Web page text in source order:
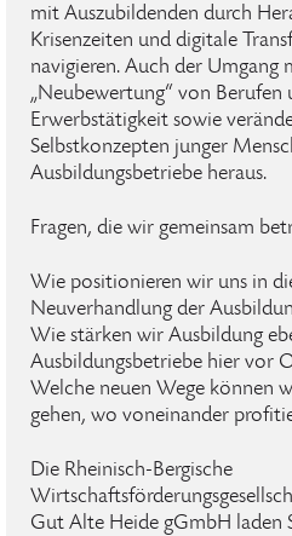
mit Auszubildenden durch
Krisenzeiten und digitale
navigieren. Auch der Umgang
„Neubewertung“ von Berufen
Erwerbstätigkeit sowie
Selbstkonzepten junger
Ausbildungsbetriebe heraus.
Fragen, die wir gemeinsam
Wie positionieren wir uns in
Neuverhandlung der
Wie stärken wir Ausbildung
Ausbildungsbetriebe hier vor
Welche neuen Wege können
gehen, wo voneinander
Die Rheinisch-Bergische
Gut Alte Heide gGmbH laden